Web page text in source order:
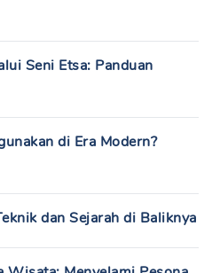
Seni Etsa: Panduan
di Era Modern?
dan Sejarah di Baliknya